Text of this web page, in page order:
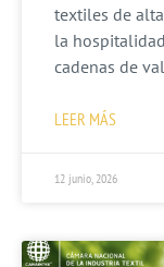
textiles de
la
cadenas de
LEER MÁS
12 junio, 2026